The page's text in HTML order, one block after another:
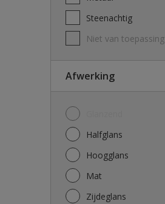
Steenachtig
Niet van toepassing
Afwerking
Halfglans
Hoogglans
Mat
Zijdeglans